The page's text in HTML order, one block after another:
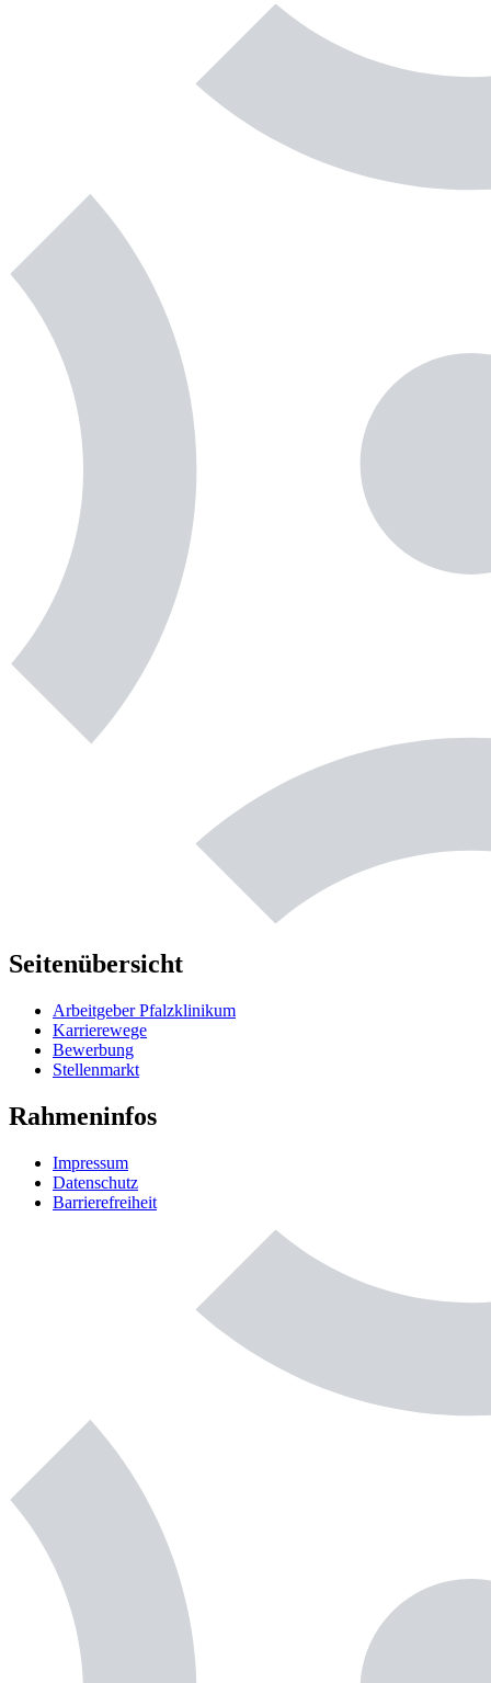
Seitenübersicht
Arbeitgeber Pfalzklinikum
Karrierewege
Bewerbung
Stellenmarkt
Rahmeninfos
Impressum
Datenschutz
Barrierefreiheit